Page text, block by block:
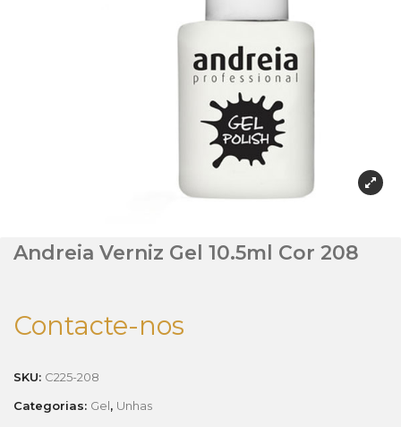
Andreia Verniz Gel 10.5ml Cor 208
Contacte-nos
SKU: C225-208
Categorias: Gel, Unhas